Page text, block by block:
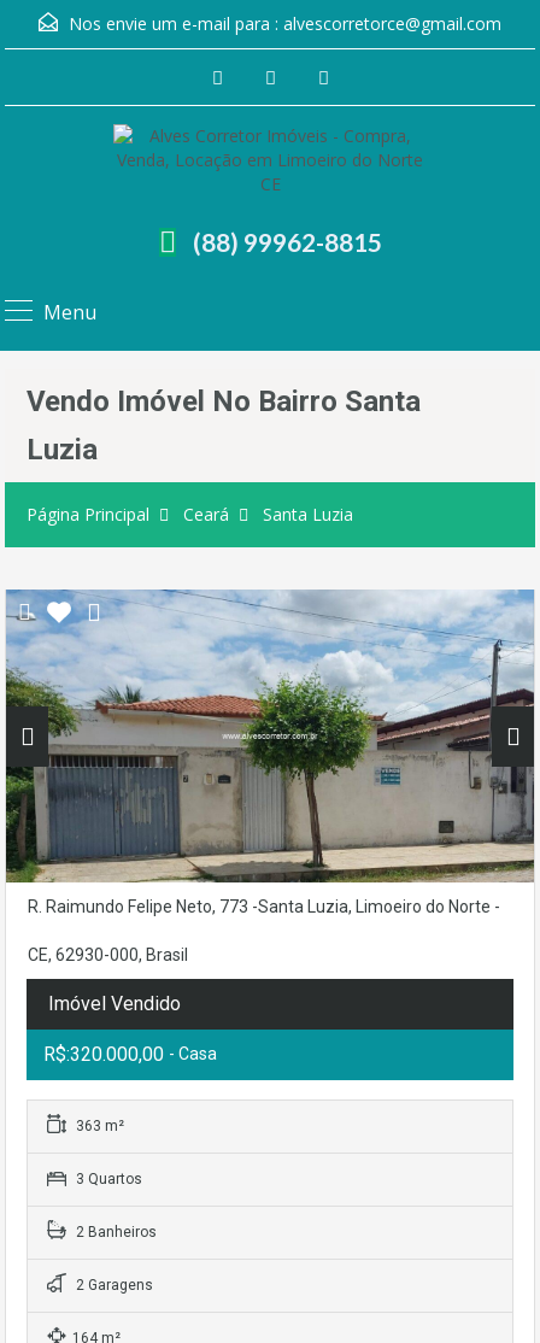
Nos envie um e-mail para : alvescorretorce@gmail.com
(88) 99962-8815
Menu
Vendo Imóvel No Bairro Santa
Luzia
Página Principal Ceará Santa Luzia
R. Raimundo Felipe Neto, 773 -Santa Luzia, Limoeiro do Norte -
CE, 62930-000, Brasil
Imóvel Vendido
R$:320.000,00 - Casa
363 m²
3 Quartos
2 Banheiros
2 Garagens
164 m²